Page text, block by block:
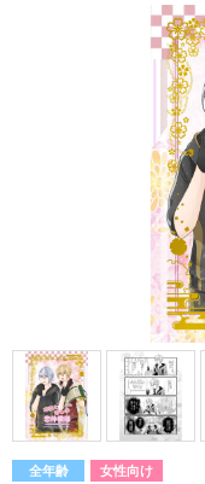
全年齢 女性向け